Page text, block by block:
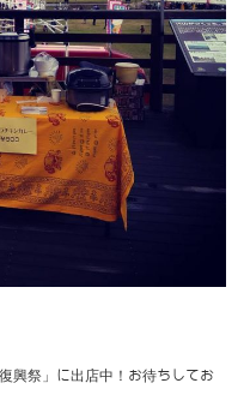
興祭」に出店中！お待ちしてお